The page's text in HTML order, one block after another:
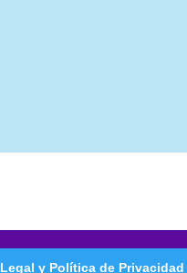
y Política de Privacidad